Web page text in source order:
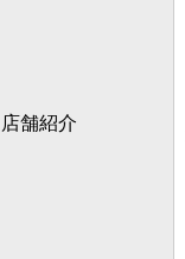
店舗紹介